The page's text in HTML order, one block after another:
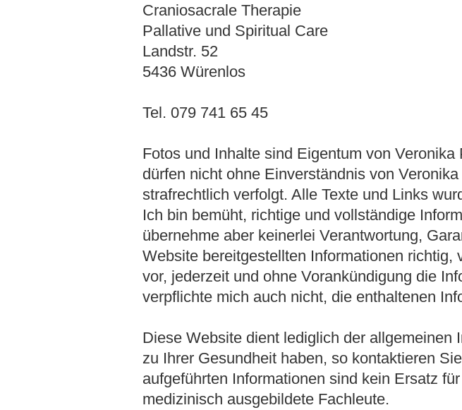
Craniosacrale Therapie
Pallative und Spiritual Care
Landstr. 52
5436 Würenlos
Tel. 079 741 65 45
Fotos und Inhalte sind Eigentum von
dürfen nicht ohne Einverständnis von
strafrechtlich verfolgt. Alle Texte und Links
Ich bin bemüht, richtige und vollständige
übernehme aber keinerlei Verantwortung,
Website bereitgestellten Informationen
vor, jederzeit und ohne Vorankündigung die
verpflichte mich auch nicht, die enthaltenen
Diese Website dient lediglich der allgemeinen
zu Ihrer Gesundheit haben, so kontaktieren
aufgeführten Informationen sind kein Ersatz
medizinisch ausgebildete Fachleute.